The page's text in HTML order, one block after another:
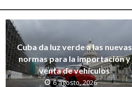
Cuba da luz verde a las nuevas
normas para la importación y
venta de vehículos
6 agosto, 2026